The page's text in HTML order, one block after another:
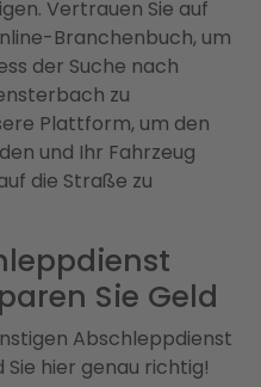
Vertrauen Sie auf
Branchenbuch, um
der Suche nach
zu
Plattform, um den
und Ihr Fahrzeug
die Straße zu
Sie Geld
Abschleppdienst
hier genau richtig!